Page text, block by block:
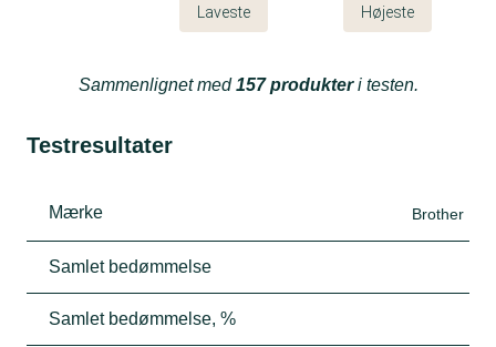
Laveste Højeste
Sammenlignet med157 produkteri testen.
Testresultater
Mærke Brother
Samlet bedømmelse
Samlet bedømmelse, %